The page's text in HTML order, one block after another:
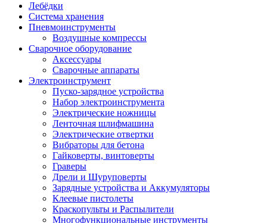
Лебёдки
Система хранения
Пневмоинструменты
Воздушные компрессы
Сварочное оборудование
Аксессуары
Сварочные аппараты
Электроинструмент
Пуско-зарядное устройства
Набор электроинструмента
Электрические ножницы
Ленточная шлифмашина
Электрические отвертки
Вибраторы для бетона
Гайковерты, винтоверты
Граверы
Дрели и Шуруповерты
Зарядные устройства и Аккумуляторы
Клеевые пистолеты
Краскопульты и Распылители
Многофункциональные инструменты